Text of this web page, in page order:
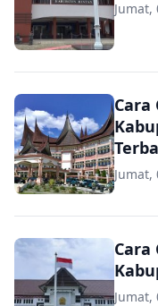
Jumat,
Cara
Jumat,
Cara
Jumat,